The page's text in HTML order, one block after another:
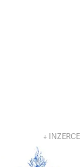
↓ INZERCE